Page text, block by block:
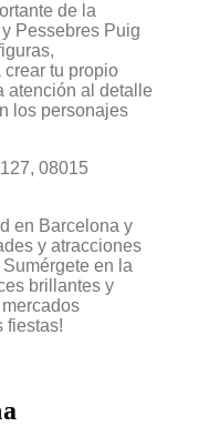
de la
Pessebres Puig
tu propio
atención al detalle
los personajes
08015
en Barcelona y
y atracciones
en la
brillantes y
fiestas!